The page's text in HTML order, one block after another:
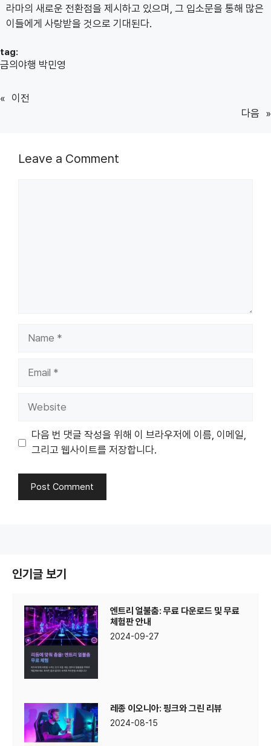
라마의 새로운 전환점을 제시하고 있으며, 그 입소문을 통해 많은
이들에게 사랑받을 것으로 기대된다.
tag:
금의야행 박민영
« 이전
다음 »
Leave a Comment
다음 번 댓글 작성을 위해 이 브라우저에 이름, 이메일,
그리고 웹사이트를 저장합니다.
인기글 보기
엔트리 얼불춤: 무료 다운로드 및 무료
체험판 안내
2024-09-27
레종 이오니아: 핑크와 그린 리뷰
2024-08-15